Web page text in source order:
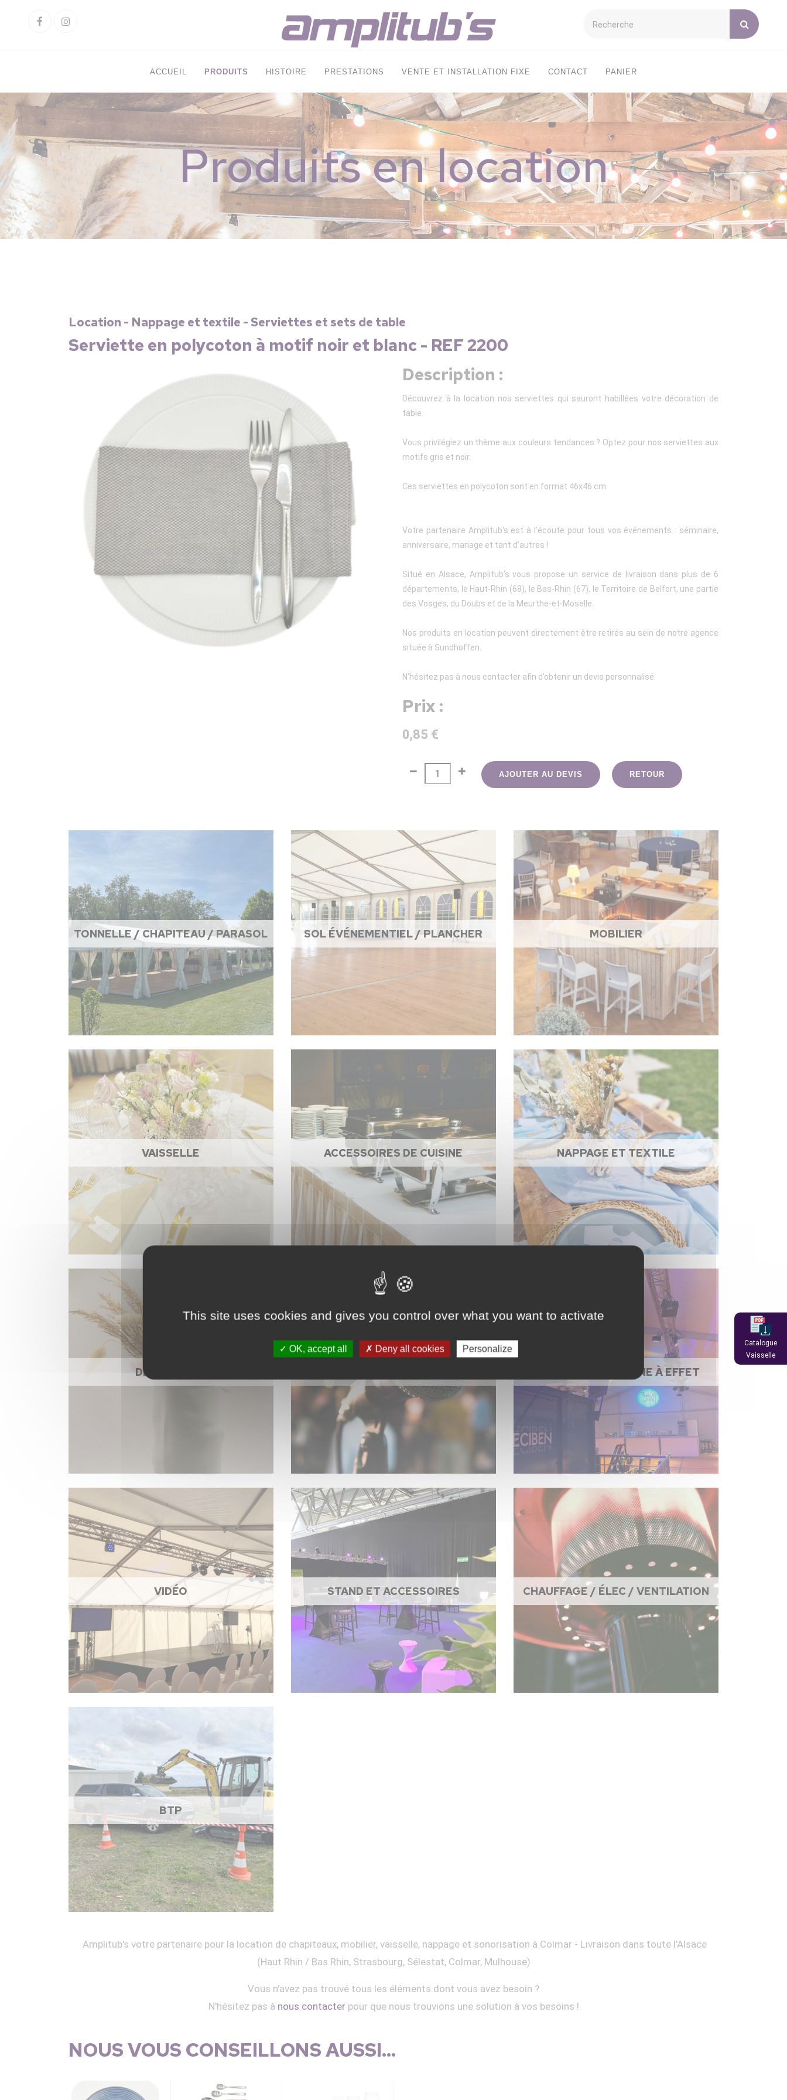
FacebookInstagram
ACCUEIL PRODUITS HISTOIRE PRESTATIONS VENTE ET INSTALLATION FIXE CONTACT PANIER
Produits en location
Location - Nappage et textile - Serviettes et sets de table
Serviette en polycoton à motif noir et blanc - REF 2200
Description :
Découvrez à la location nos serviettes qui sauront habillées votre décoration de
table.
Vous privilégiez un thème aux couleurs tendances ? Optez pour nos serviettes aux
motifs gris et noir.
Ces serviettes en polycoton sont en format 46x46 cm.
Votre partenaire Amplitub's est à l’écoute pour tous vos événements : séminaire,
anniversaire, mariage et tant d’autres !
Situé en Alsace, Amplitub’s vous propose un service de livraison dans plus de 6
départements, le Haut-Rhin (68), le Bas-Rhin (67), le Territoire de Belfort, une partie
des Vosges, du Doubs et de la Meurthe-et-Moselle.
Nos produits en location peuvent directement être retirés au sein de notre agence
située à Sundhoffen.
N’hésitez pas à nous contacter afin d’obtenir un devis personnalisé.
Prix :
0,85 €
AJOUTER AU DEVIS RETOUR
TONNELLE / CHAPITEAU / PARASOL SOL ÉVÉNEMENTIEL / PLANCHER MOBILIER
VAISSELLE ACCESSOIRES DE CUISINE NAPPAGE ET TEXTILE
DÉCORATION ÉCLAIRAGE / MACHINE À EFFET
VIDÉO STAND ET ACCESSOIRES CHAUFFAGE / ÉLEC / VENTILATION
BTP
Amplitub's votre partenaire pour la location de chapiteaux, mobilier, vaisselle, nappage et sonorisation à Colmar - Livraison dans toute l'Alsace
(Haut Rhin / Bas Rhin, Strasbourg, Sélestat, Colmar, Mulhouse)
Vous n'avez pas trouvé tous les éléments dont vous avez besoin ?
N'hésitez pas à nous contacterpour que nous trouvions une solution à vos besoins !
NOUS VOUS CONSEILLONS AUSSI...
Catalogue
Vaisselle
This site uses cookies and gives you control over what you want to activate
OK, accept all Deny all cookies Personalize